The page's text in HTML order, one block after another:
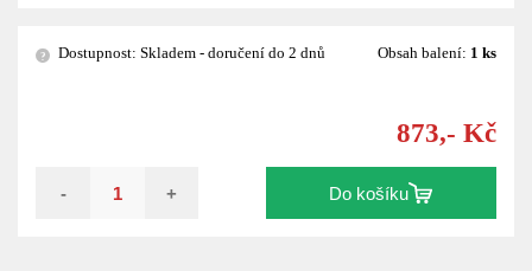
? Dostupnost: Skladem - doručení do 2 dnů Obsah balení: 1 ks
873,- Kč
- + Do košíku